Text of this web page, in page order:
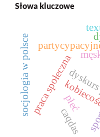
Słowa kluczowe
praca społeczna
płeć
caqdas
socjologia w polsce